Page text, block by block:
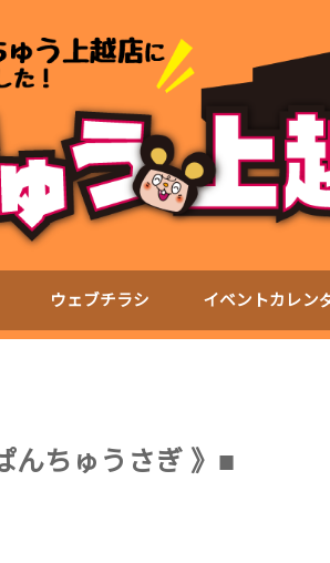
ウェブチラシ イベントカレン
んちゅうさぎ 》■